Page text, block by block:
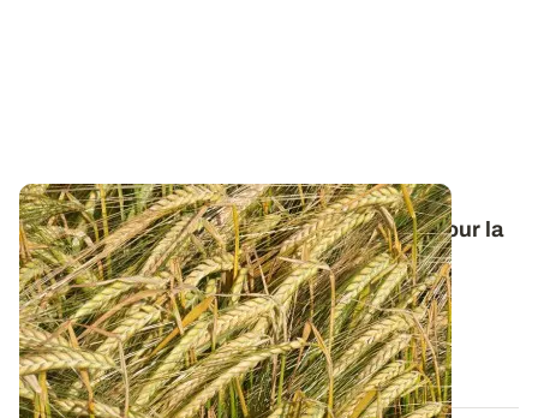
Orge de printemps : nos préconisations pour la
campagne 2026
Retrouvez tous les résultats d’essais de la dernière
campagne et nos préconisations pour...
13 FÉVR. 2026